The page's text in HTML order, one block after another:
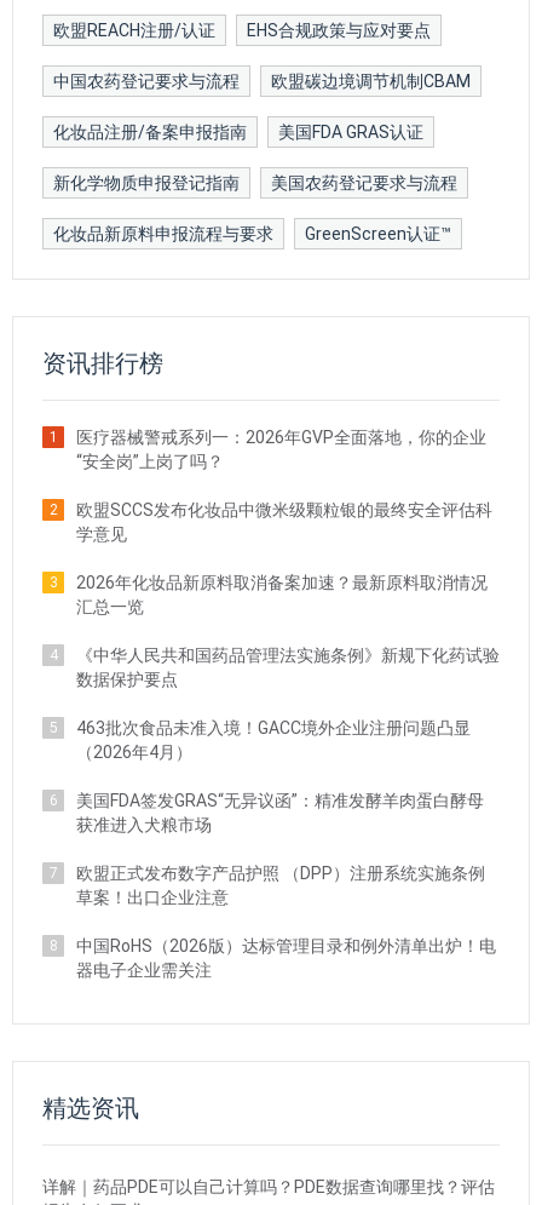
欧盟REACH注册/认证 EHS合规政策与应对要点
中国农药登记要求与流程 欧盟碳边境调节机制CBAM
化妆品注册/备案申报指南 美国FDA GRAS认证
新化学物质申报登记指南 美国农药登记要求与流程
化妆品新原料申报流程与要求 GreenScreen认证™
资讯排行榜
1
医疗器械警戒系列一：2026年GVP全面落地，你的企业
“安全岗”上岗了吗？
2
欧盟SCCS发布化妆品中微米级颗粒银的最终安全评估科
学意见
3
2026年化妆品新原料取消备案加速？最新原料取消情况
汇总一览
4
《中华人民共和国药品管理法实施条例》新规下化药试验
数据保护要点
5
463批次食品未准入境！GACC境外企业注册问题凸显
（2026年4月）
6
美国FDA签发GRAS“无异议函”：精准发酵羊肉蛋白酵母
获准进入犬粮市场
7
欧盟正式发布数字产品护照 （DPP）注册系统实施条例
草案！出口企业注意
8
中国RoHS（2026版）达标管理目录和例外清单出炉！电
器电子企业需关注
精选资讯
详解｜药品PDE可以自己计算吗？PDE数据查询哪里找？评估